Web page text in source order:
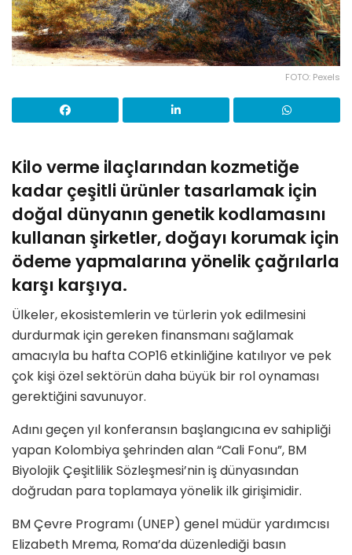
FOTO: Pexels
Kilo verme ilaçlarından kozmetiğe
kadar çeşitli ürünler tasarlamak için
doğal dünyanın genetik kodlamasını
kullanan şirketler, doğayı korumak için
ödeme yapmalarına yönelik çağrılarla
karşı karşıya.
Ülkeler, ekosistemlerin ve türlerin yok edilmesini
durdurmak için gereken finansmanı sağlamak
amacıyla bu hafta COP16 etkinliğine katılıyor ve pek
çok kişi özel sektörün daha büyük bir rol oynaması
gerektiğini savunuyor.
Adını geçen yıl konferansın başlangıcına ev sahipliği
yapan Kolombiya şehrinden alan “Cali Fonu”, BM
Biyolojik Çeşitlilik Sözleşmesi’nin iş dünyasından
doğrudan para toplamaya yönelik ilk girişimidir.
BM Çevre Programı (UNEP) genel müdür yardımcısı
Elizabeth Mrema, Roma’da düzenlediği basın